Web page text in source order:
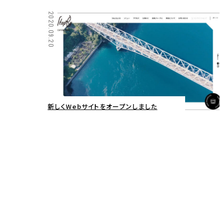
2020.09.20
新しくWebサイトをオープンしました